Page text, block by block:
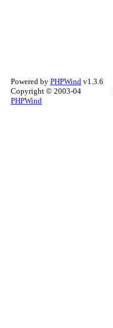
Powered by PHPWind v1.3.6
Copyright © 2003-04
PHPWind